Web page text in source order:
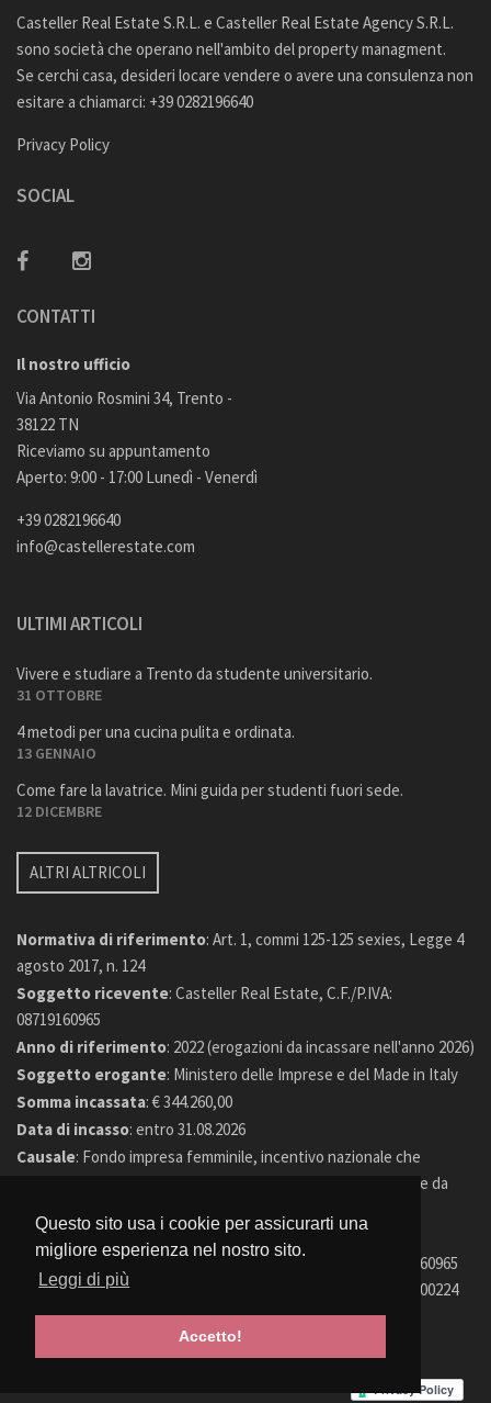
Questo sito usa i cookie per assicurarti una
migliore esperienza nel nostro sito.
Leggi di più
Accetto!
Casteller Real Estate S.R.L. e Casteller Real Estate Agency S.R.L.
sono società che operano nell'ambito del property managment.
Se cerchi casa, desideri locare vendere o avere una consulenza non
esitare a chiamarci: +39 0282196640
Privacy Policy
SOCIAL
CONTATTI
Il nostro ufficio
Via Antonio Rosmini 34, Trento -
38122 TN
Riceviamo su appuntamento
Aperto: 9:00 - 17:00 Lunedì - Venerdì
+39 0282196640
info@castellerestate.com
ULTIMI ARTICOLI
Vivere e studiare a Trento da studente universitario.
31 OTTOBRE
4 metodi per una cucina pulita e ordinata.
13 GENNAIO
Come fare la lavatrice. Mini guida per studenti fuori sede.
12 DICEMBRE
ALTRI ALTRICOLI
Normativa di riferimento: Art. 1, commi 125-125 sexies, Legge 4
agosto 2017, n. 124
Soggetto ricevente: Casteller Real Estate, C.F./P.IVA:
08719160965
Anno di riferimento: 2022 (erogazioni da incassare nell'anno 2026)
Soggetto erogante: Ministero delle Imprese e del Made in Italy
Somma incassata: € 344.260,00
Data di incasso: entro 31.08.2026
Causale: Fondo impresa femminile, incentivo nazionale che
sostiene la nascita e il consolidamento delle imprese guidate da
© 2026 Casteller Real Estate. PI 08719160965
© 2026 Casteller Real Estate Agency. PI 02478900224